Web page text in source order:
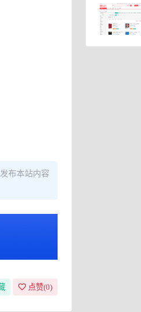
布本站内容
点赞(0)